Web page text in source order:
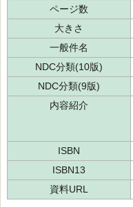
ページ数
大きさ
一般件名
NDC分類(10版)
NDC分類(9版)
内容紹介
ISBN
ISBN13
資料URL